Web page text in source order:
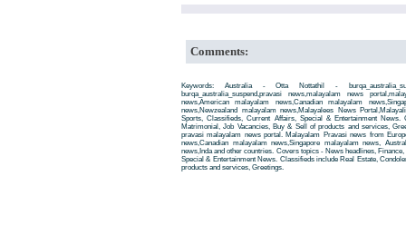
Comments:
Keywords: Australia - Otta Nottathil -
burqa_australia_suspend,pravasi news,malayalam news
news,American malayalam news,Canadian malayalam
news,Newzealand malayalam news,Malayalees News
Sports, Classifieds, Current Affairs, Special & Entertainment News.
Matrimonial, Job Vacancies, Buy & Sell of products and services,
pravasi malayalam news portal. Malayalam Pravasi news from
news,Canadian malayalam news,Singapore malayalam news,
news,Inda and other countries. Covers topics - News headlines,
Special & Entertainment News. Classifieds include Real Estate,
products and services, Greetings.